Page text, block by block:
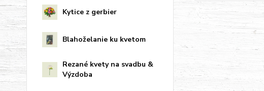
Kytice z gerbier
Blahoželanie ku kvetom
Rezané kvety na svadbu &
Výzdoba